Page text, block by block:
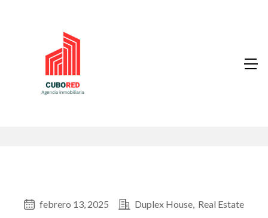
febrero 13, 2025 Duplex House Real Estate